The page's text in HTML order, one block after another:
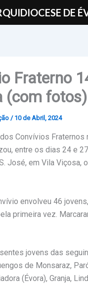
Fraterno
(com fotos)
/ 10 de Abril, 2024
Convívios Fraternos
entre os dias 24 e
José, em Vila Viçosa,
envolveu 46
primeira vez.
jovens das
de Monsaraz,
(Évora), Granja,
DE